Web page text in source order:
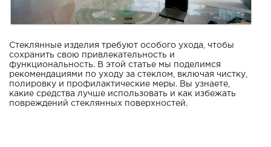
Стеклянные изделия требуют особого ухода, чтобы
сохранить свою привлекательность и
функциональность. В этой статье мы поделимся
рекомендациями по уходу за стеклом, включая чистку,
полировку и профилактические меры. Вы узнаете,
какие средства лучше использовать и как избежать
повреждений стеклянных поверхностей.